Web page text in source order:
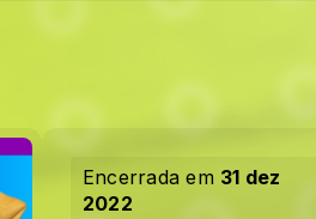
Encerrada em 31 dez
2022